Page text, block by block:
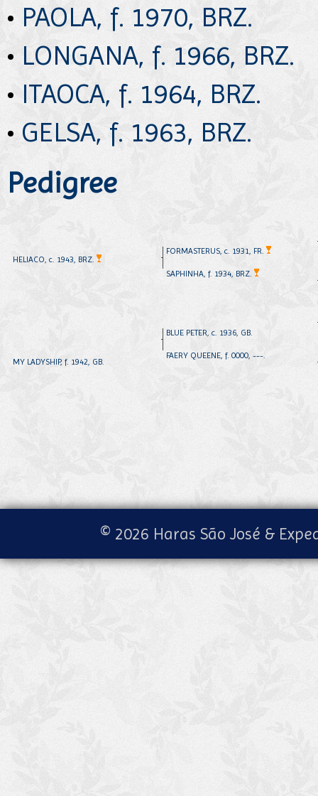
• PAOLA, f. 1970, BRZ.
• LONGANA, f. 1966, BRZ.
• ITAOCA, f. 1964, BRZ.
•GELSA, f. 1963, BRZ.
Pedigree
HELIACO, c. 1943, BRZ.
MY LADYSHIP, f. 1942, GB.
FORMASTERUS, c. 1931, FR.
SAPHINHA, f. 1934, BRZ.
BLUE PETER, c. 1936, GB.
FAERY QUEENE, f. 0000, ---.
© 2026 Haras São José &